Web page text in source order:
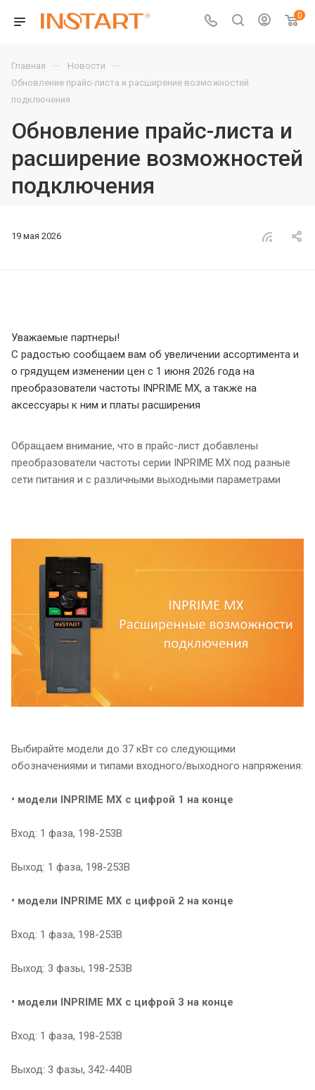
0
Главная — Новости —
Обновление прайс-листа и расширение возможностей
подключения
Обновление прайс-листа и
расширение возможностей
подключения
19 мая 2026
Уважаемые партнеры!
С радостью сообщаем вам об увеличении ассортимента и
о грядущем изменении цен с 1 июня 2026 года на
преобразователи частоты INPRIME MX, а также на
аксессуары к ним и платы расширения
Обращаем внимание, что в прайс-лист добавлены
преобразователи частоты серии INPRIME MX под разные
сети питания и с различными выходными параметрами
Выбирайте модели до 37 кВт со следующими
обозначениями и типами входного/выходного напряжения:
• модели INPRIME MX с цифрой 1 на конце
Вход: 1 фаза, 198-253В
Выход: 1 фаза, 198-253В
• модели INPRIME MX с цифрой 2 на конце
Вход: 1 фаза, 198-253В
Выход: 3 фазы, 198-253В
• модели INPRIME MX с цифрой 3 на конце
Вход: 1 фаза, 198-253В
Выход: 3 фазы, 342-440В